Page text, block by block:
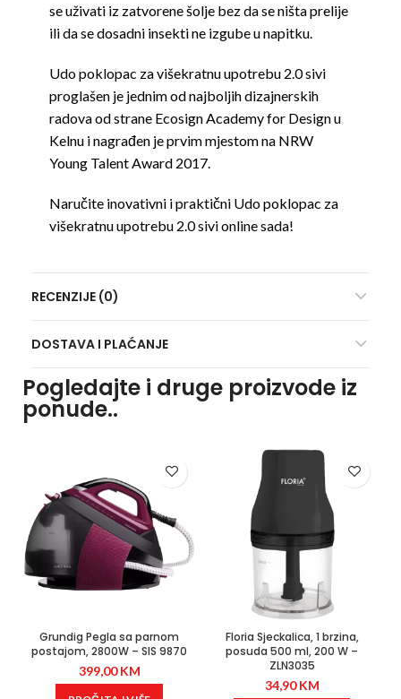
se uživati ​​iz zatvorene šolje bez da se ništa prelije
ili da se dosadni insekti ne izgube u napitku.
Udo poklopac za višekratnu upotrebu 2.0 sivi
proglašen je jednim od najboljih dizajnerskih
radova od strane Ecosign Academy for Design u
Kelnu i nagrađen je prvim mjestom na NRW
Young Talent Award 2017.
Naručite inovativni i praktični Udo poklopac za
višekratnu upotrebu 2.0 sivi online sada!
RECENZIJE (0)
DOSTAVA I PLAĆANJE
Pogledajte i druge proizvode iz
ponude..
Grundig Pegla sa parnom
postajom, 2800W – SIS 9870
399,00KM
Floria Sjeckalica, 1 brzina,
posuda 500 ml, 200 W –
ZLN3035
34,90KM